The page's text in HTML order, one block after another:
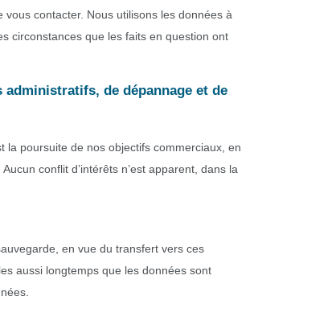
contacter. Nous utilisons les données à
circonstances que les faits en question ont
de dépannage et de
la poursuite de nos objectifs commerciaux, en
conflit d’intérêts n’est apparent, dans la
en vue du transfert vers ces
aussi longtemps que les données sont